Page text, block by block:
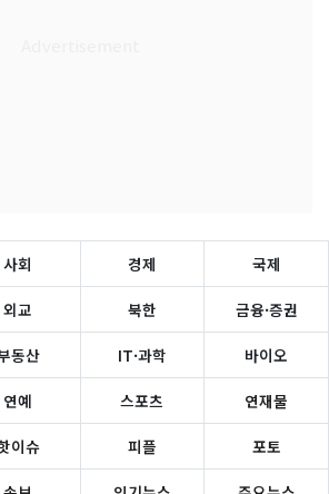
사회 경제 국제
외교 북한 금융·증권
동산 IT·과학 바이오
연예 스포츠 연재물
이슈 피플 포토